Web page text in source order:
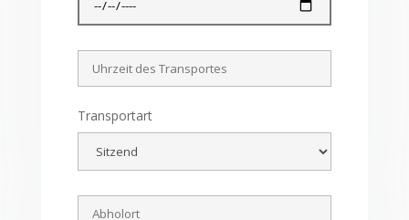
Transportart